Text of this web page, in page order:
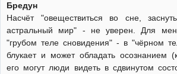
Бредун
Насчёт "овеществиться во сне,
астральный мир" - не уверен. Для
"грубом теле сновидения" - в "чёрном
блукает и может обладать осознанием
его могут люди видеть в сдвинутом